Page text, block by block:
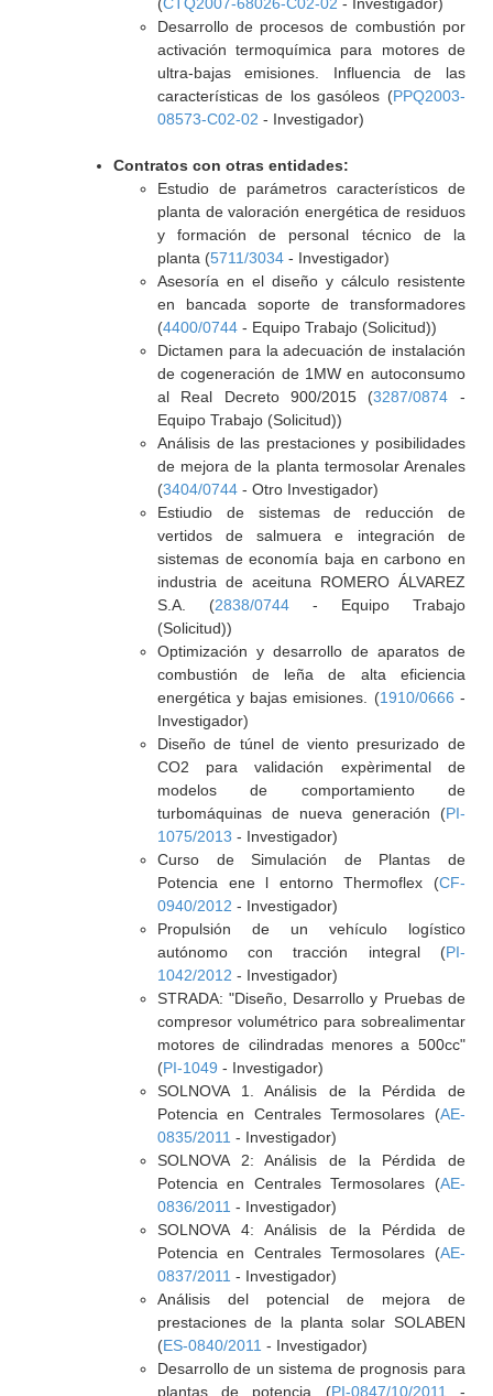
Desarrollo de procesos de combustión por
activación termoquímica para motores de
ultra-bajas emisiones. Influencia de las
características de los gasóleos (PPQ2003-
08573-C02-02 - Investigador)
Contratos con otras entidades:
Estudio de parámetros característicos de
planta de valoración energética de residuos
y formación de personal técnico de la
planta (5711/3034- Investigador)
Asesoría en el diseño y cálculo resistente
en bancada soporte de transformadores
(4400/0744- Equipo Trabajo (Solicitud))
Dictamen para la adecuación de instalación
de cogeneración de 1MW en autoconsumo
al Real Decreto 900/2015 (3287/0874 -
Equipo Trabajo (Solicitud))
Análisis de las prestaciones y posibilidades
de mejora de la planta termosolar Arenales
(3404/0744- Otro Investigador)
Estiudio de sistemas de reducción de
vertidos de salmuera e integración de
sistemas de economía baja en carbono en
industria de aceituna ROMERO ÁLVAREZ
S.A. (2838/0744- Equipo Trabajo
(Solicitud))
Optimización y desarrollo de aparatos de
combustión de leña de alta eficiencia
energética y bajas emisiones. (1910/0666 -
Investigador)
Diseño de túnel de viento presurizado de
CO2 para validación expèrimental de
modelos de comportamiento de
turbomáquinas de nueva generación (PI-
1075/2013 - Investigador)
Curso de Simulación de Plantas de
Potencia ene l entorno Thermoflex (CF-
0940/2012 - Investigador)
Propulsión de un vehículo logístico
autónomo con tracción integral (PI-
1042/2012 - Investigador)
STRADA: "Diseño, Desarrollo y Pruebas de
compresor volumétrico para sobrealimentar
motores de cilindradas menores a 500cc"
(PI-1049 - Investigador)
SOLNOVA 1. Análisis de la Pérdida de
Potencia en Centrales Termosolares (AE-
0835/2011 - Investigador)
SOLNOVA 2: Análisis de la Pérdida de
Potencia en Centrales Termosolares (AE-
0836/2011 - Investigador)
SOLNOVA 4: Análisis de la Pérdida de
Potencia en Centrales Termosolares (AE-
0837/2011 - Investigador)
Análisis del potencial de mejora de
prestaciones de la planta solar SOLABEN
(ES-0840/2011 - Investigador)
Desarrollo de un sistema de prognosis para
plantas de potencia (PI-0847/10/2011
-